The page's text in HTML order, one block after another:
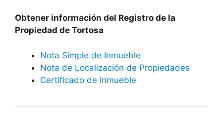
Obtener información del Registro de la
Propiedad de Tortosa
Nota Simple de Inmueble
Nota de Localización de Propiedades
Certificado de Inmueble